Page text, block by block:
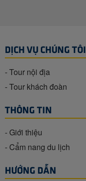
DỊCH VỤ CHÚNG TÔI
- Tour nội địa
- Tour khách đoàn
THÔNG TIN
- Giới thiệu
- Cẩm nang du lịch
HƯỚNG DẪN